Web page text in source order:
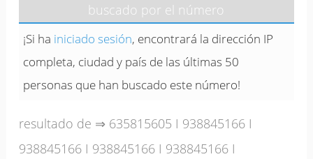
buscado por el número
¡Si ha iniciado sesión, encontrará la dirección IP
completa, ciudad y país de las últimas 50
personas que han buscado este número!
resultado de ⇒ 635815605 I 938845166 I
938845166 I 938845166 I 938845166 I